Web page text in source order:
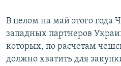
В целом на май этого года
западных партнеров
которых, по расчетам
должно хватить для